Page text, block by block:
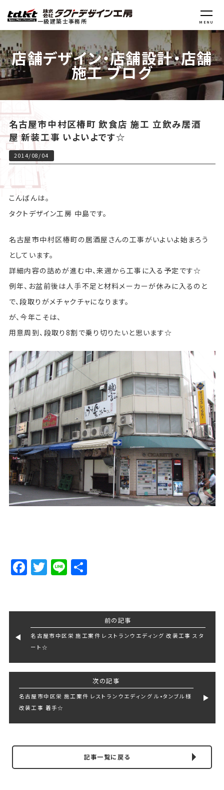
一級建築士事務所 MENU
店舗デザイン・店舗設計・店舗
施工 ブログ
名古屋市中村区椿町 飲食店 施工 立飲み居酒
屋 新装工事 いよいよです☆
2014/08/04
こんばんは。
タクトデザイン工房 中島です。
名古屋市中村区椿町の居酒屋さんの工事がいよいよ始まろう
としています。
詳細内容の詰めが進む中、来週から工事に入る予定です☆
例年、お盆前後は人手不足と材料メーカーが休みに入るのと
で、段取りがメチャクチャになります。
が、今年こそは、
用意周到、段取り8割で乗り切りたいと思います☆
Facebook
Twitter
LineShare
前の記事
名古屋市中区栄 施工案件 レストランウエディング 改装工事 スタ
ート☆
次の記事
名古屋市中区栄 施工案件 レストランウエディング ル•タンブル様
改装工事 着手☆
記事一覧に戻る